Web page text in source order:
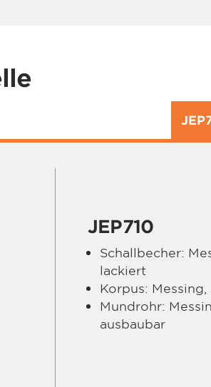
JEP710
Schallbecher:
lackiert
Korpus:
Mundrohr:
ausbaubar